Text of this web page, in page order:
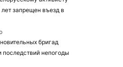
запрещен въезд в
бригад
последствий непогоды